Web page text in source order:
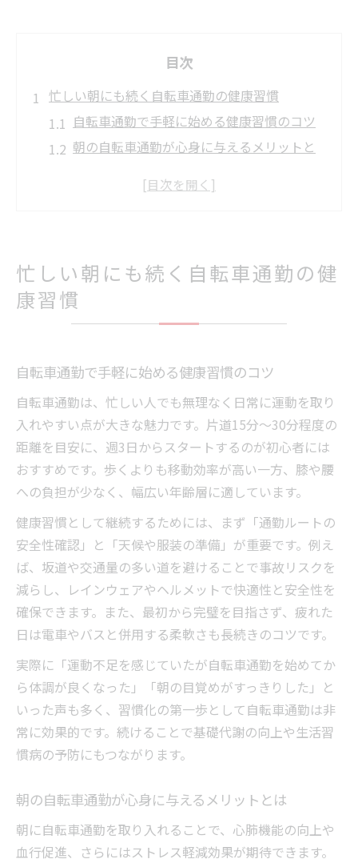
目次
忙しい朝にも続く自転車通勤の健康習慣
自転車通勤で手軽に始める健康習慣のコツ
朝の自転車通勤が心身に与えるメリットと
無理なく続く自転車通勤で生活リズムを整
る秘訣
自転車通勤の健康メリットを最大限引き出
すポイント
自転車通勤が心肺機能を高める仕組みを解
毎日の自転車通勤が心肺機能向上に効く理
由
自転車通勤で心肺機能を鍛えるポイントと
注意点
比較
自転車通勤で感じる心肺機能の変化と健康
効果
歩きと比べて自転車通勤は健康面で何が違う？
歩きと自転車通勤の健康効果を徹底比較
自転車通勤と徒歩の消費カロリーの違いと
は
歩きと比べて自転車通勤が選ばれる理由
自転車通勤の健康メリットと歩きの違いを
解説
る方法
女性にも無理なく続けられる自転車通勤生活
女性が安心して続けられる自転車通勤の始
忙しい朝にも続く自転車通勤の健
康習慣
自転車通勤で手軽に始める健康習慣のコツ
自転車通勤は、忙しい人でも無理なく日常に運動を取り
入れやすい点が大きな魅力です。片道15分～30分程度の
距離を目安に、週3日からスタートするのが初心者には
おすすめです。歩くよりも移動効率が高い一方、膝や腰
への負担が少なく、幅広い年齢層に適しています。
健康習慣として継続するためには、まず「通勤ルートの
安全性確認」と「天候や服装の準備」が重要です。例え
ば、坂道や交通量の多い道を避けることで事故リスクを
減らし、レインウェアやヘルメットで快適性と安全性を
確保できます。また、最初から完璧を目指さず、疲れた
日は電車やバスと併用する柔軟さも長続きのコツです。
実際に「運動不足を感じていたが自転車通勤を始めてか
ら体調が良くなった」「朝の目覚めがすっきりした」と
いった声も多く、習慣化の第一歩として自転車通勤は非
常に効果的です。続けることで基礎代謝の向上や生活習
慣病の予防にもつながります。
朝の自転車通勤が心身に与えるメリットとは
朝に自転車通勤を取り入れることで、心肺機能の向上や
血行促進、さらにはストレス軽減効果が期待できます。